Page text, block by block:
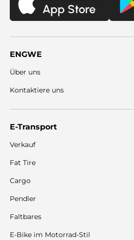
ENGWE
Über uns
Kontaktiere uns
E-Transport
Verkauf
Fat Tire
Cargo
Pendler
Faltbares
E-Bike im Motorrad-Stil